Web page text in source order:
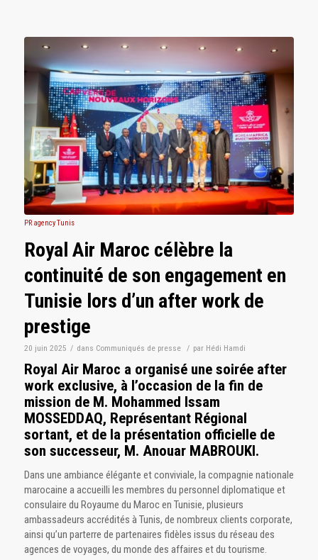
PR agency Tunis
Royal Air Maroc célèbre la
continuité de son engagement en
Tunisie lors d’un after work de
prestige
20 juin 2025 / dans Communiqués de presse / par Hédi Hamdi
Royal Air Maroc a organisé une soirée after
work exclusive, à l’occasion de la fin de
mission de M. Mohammed Issam
MOSSEDDAQ, Représentant Régional
sortant, et de la présentation officielle de
son successeur, M. Anouar MABROUKI.
Dans une ambiance élégante et conviviale, la compagnie nationale
marocaine a accueilli les membres du personnel diplomatique et
consulaire du Royaume du Maroc en Tunisie, plusieurs
ambassadeurs accrédités à Tunis, de nombreux clients corporate,
ainsi qu’un parterre de partenaires fidèles issus du réseau des
agences de voyages, du monde des affaires et du tourisme.